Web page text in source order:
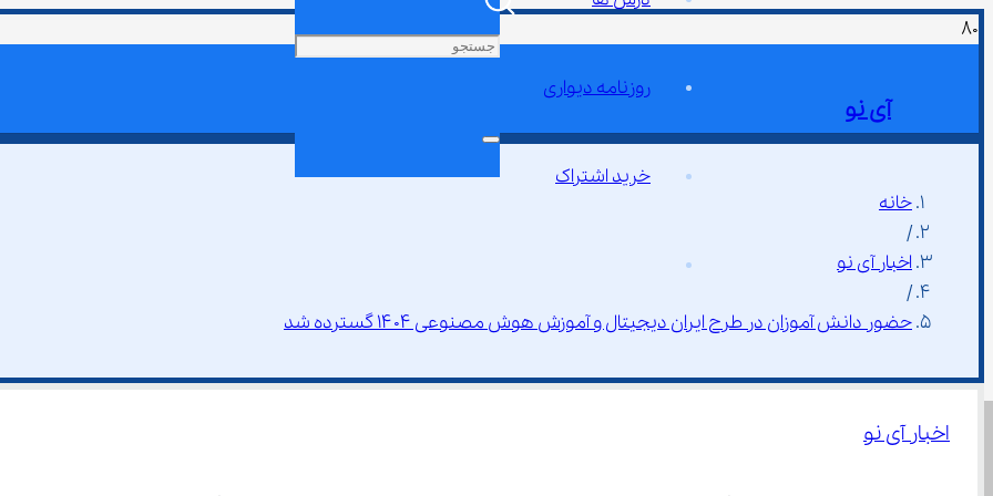
آی نو
روزنامه دیواری
خرید اشتراک
خانه
/
اخبار آی نو
/
حضور دانش ‌آموزان در طرح ایران دیجیتال و آموزش هوش مصنوعی ۱۴۰۴ گسترده شد
اخبار آی نو